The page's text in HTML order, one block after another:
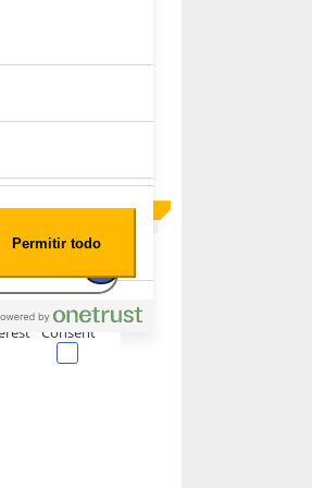
en forma
Consent
Permitir todo